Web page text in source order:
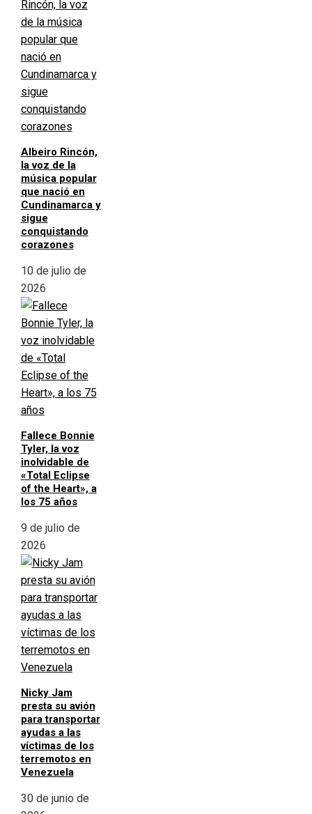
Albeiro Rincón,
la voz de la
música popular
que nació en
Cundinamarca y
sigue
conquistando
corazones
10 de julio de
2026
Fallece Bonnie
Tyler, la voz
inolvidable de
«Total Eclipse
of the Heart», a
los 75 años
9 de julio de
2026
Nicky Jam
presta su avión
para transportar
ayudas a las
víctimas de los
terremotos en
Venezuela
30 de junio de